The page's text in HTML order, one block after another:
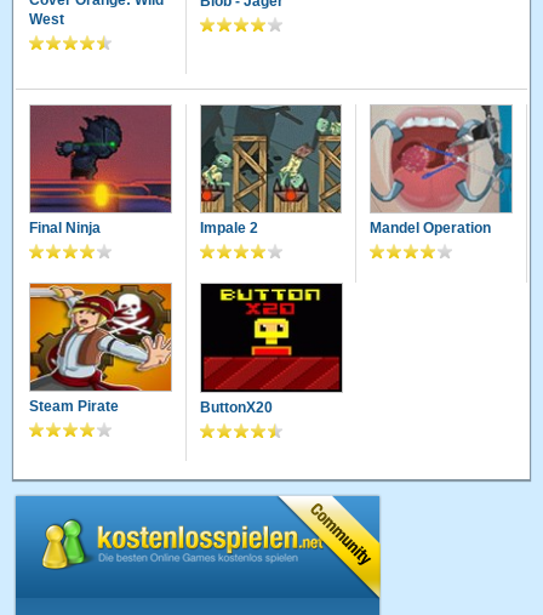
West
Final Ninja Impale 2 Mandel Operation
Steam Pirate ButtonX20